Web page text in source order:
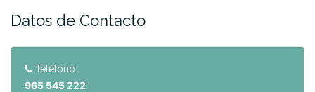
Datos de Contacto
Teléfono:
965 545 222